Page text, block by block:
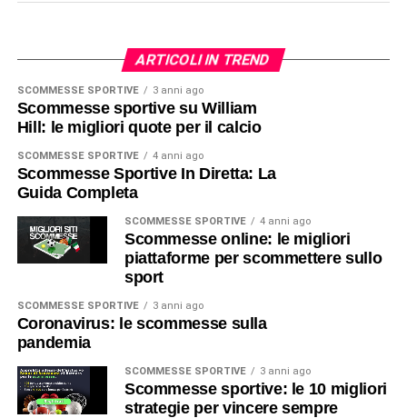
ARTICOLI IN TREND
SCOMMESSE SPORTIVE 3 anni ago
Scommesse sportive su William
Hill: le migliori quote per il calcio
SCOMMESSE SPORTIVE 4 anni ago
Scommesse Sportive In Diretta: La
Guida Completa
SCOMMESSE SPORTIVE 4 anni ago
Scommesse online: le migliori
piattaforme per scommettere sullo
sport
SCOMMESSE SPORTIVE 3 anni ago
Coronavirus: le scommesse sulla
pandemia
SCOMMESSE SPORTIVE 3 anni ago
Scommesse sportive: le 10 migliori
strategie per vincere sempre